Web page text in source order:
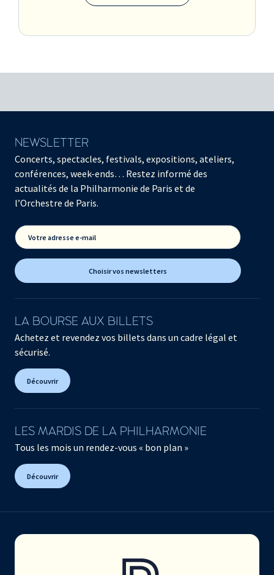
NEWSLETTER
Concerts, spectacles, festivals, expositions, ateliers,
conférences, week-ends… Restez informé des
actualités de la Philharmonie de Paris et de
l’Orchestre de Paris.
Votre adresse e-mail
Choisir vos newsletters
LA BOURSE AUX BILLETS
Achetez et revendez vos billets dans un cadre légal et
sécurisé.
Découvrir
LES MARDIS DE LA PHILHARMONIE
Tous les mois un rendez-vous « bon plan »
Découvrir